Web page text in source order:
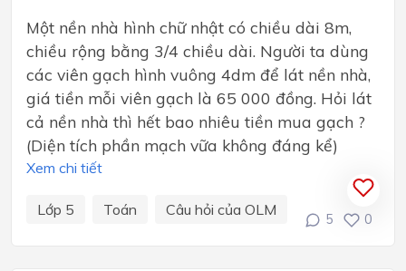
Một nền nhà hình chữ nhật có chiều dài 8m,
chiều rộng bằng 3/4 chiều dài. Người ta dùng
các viên gạch hình vuông 4dm để lát nền nhà,
giá tiền mỗi viên gạch là 65 000 đồng. Hỏi lát
cả nền nhà thì hết bao nhiêu tiền mua gạch ?
(Diện tích phần mạch vữa không đáng kể)
Xem chi tiết
Lớp 5 Toán Câu hỏi của OLM
5 0